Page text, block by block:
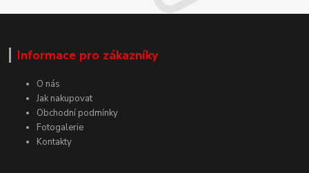
Informace pro zákazníky
O nás
Jak nakupovat
Obchodní podmínky
Fotogalerie
Kontakty